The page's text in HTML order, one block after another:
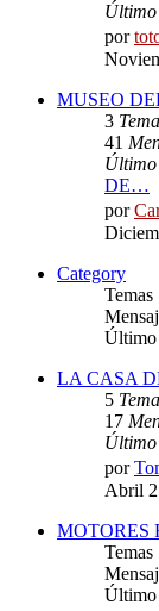
Último
por
MUSEO
3
41
Último
DE…
por
Category
Temas
Último
LA CASA
5
17
Último
por
Abril
MOTORES
Temas
Último